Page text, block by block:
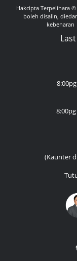
Hakcipta Terpelihara
boleh disalin,
kebenaran
(Kaunter